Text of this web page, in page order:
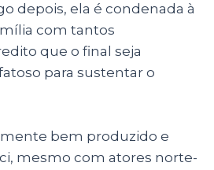
depois, ela é condenada à
com tantos
que o final seja
para sustentar o
bem produzido e
mesmo com atores norte-